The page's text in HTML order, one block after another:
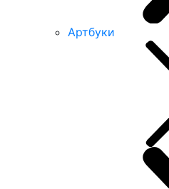
Артбуки